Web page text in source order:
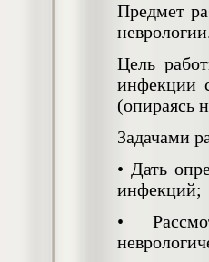
Предмет
Цель
инфекции
(опираясь
Задачами
• Дать
инфекций;
•